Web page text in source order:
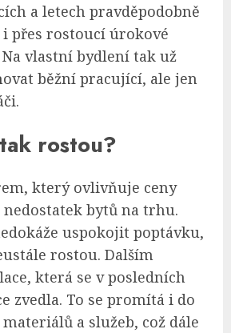
a letech pravděpodobně
i přes rostoucí úrokové
vlastní bydlení tak už
běžní pracující, ale jen
rostou?
který ovlivňuje ceny
bytů na trhu.
uspokojit poptávku,
rostou. Dalším
která se v posledních
zvedla. To se promítá i do
a služeb, což dále